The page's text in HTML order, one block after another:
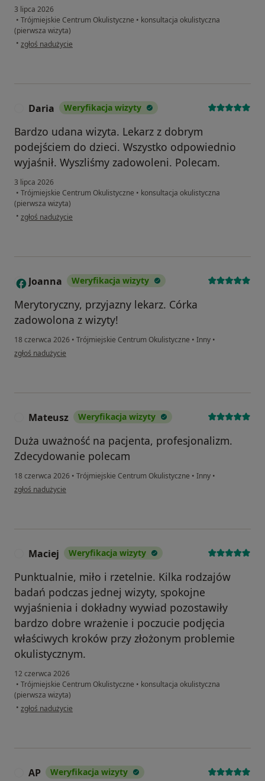
3 lipca 2026
• Trójmiejskie Centrum Okulistyczne • konsultacja okulistyczna
(pierwsza wizyta)
• w opinii użytkownika Magdalena
zgłoś nadużycie
Daria Weryfikacja wizyty
Bardzo udana wizyta. Lekarz z dobrym
podejściem do dzieci. Wszystko odpowiednio
wyjaśnił. Wyszliśmy zadowoleni. Polecam.
3 lipca 2026
• Trójmiejskie Centrum Okulistyczne • konsultacja okulistyczna
(pierwsza wizyta)
• w opinii użytkownika Daria
zgłoś nadużycie
J Joanna Weryfikacja wizyty
Merytoryczny, przyjazny lekarz. Córka
zadowolona z wizyty!
18 czerwca 2026 • Trójmiejskie Centrum Okulistyczne • Inny •
w opinii użytkownika Joanna
zgłoś nadużycie
Mateusz Weryfikacja wizyty
Duża uważność na pacjenta, profesjonalizm.
Zdecydowanie polecam
18 czerwca 2026 • Trójmiejskie Centrum Okulistyczne • Inny •
w opinii użytkownika Mateusz
zgłoś nadużycie
Maciej Weryfikacja wizyty
Punktualnie, miło i rzetelnie. Kilka rodzajów
badań podczas jednej wizyty, spokojne
wyjaśnienia i dokładny wywiad pozostawiły
bardzo dobre wrażenie i poczucie podjęcia
właściwych kroków przy złożonym problemie
okulistycznym.
12 czerwca 2026
• Trójmiejskie Centrum Okulistyczne • konsultacja okulistyczna
(pierwsza wizyta)
• w opinii użytkownika Maciej
zgłoś nadużycie
AP Weryfikacja wizyty